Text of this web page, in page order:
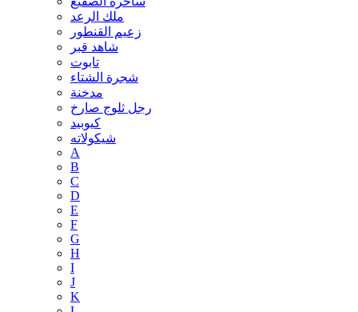
ملك الرعد
زعيم القنطور
شاهد قبر
تابوت
شجرة الشتاء
مدخنة
رجل ثلوج صارخ
كيوبيد
شيكولاته
A
B
C
D
E
F
G
H
I
J
K